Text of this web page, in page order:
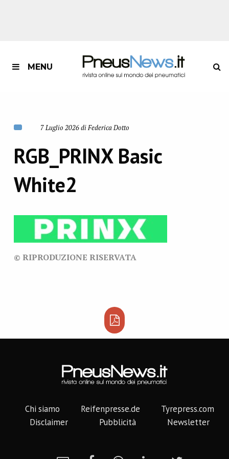
MENU
7 Luglio 2026 di Federica Dotto
RGB_PRINX Basic
White2
© RIPRODUZIONE RISERVATA
Chi siamo Reifenpresse.de
Tyrepress.com
Disclaimer
Pubblicità Newsletter